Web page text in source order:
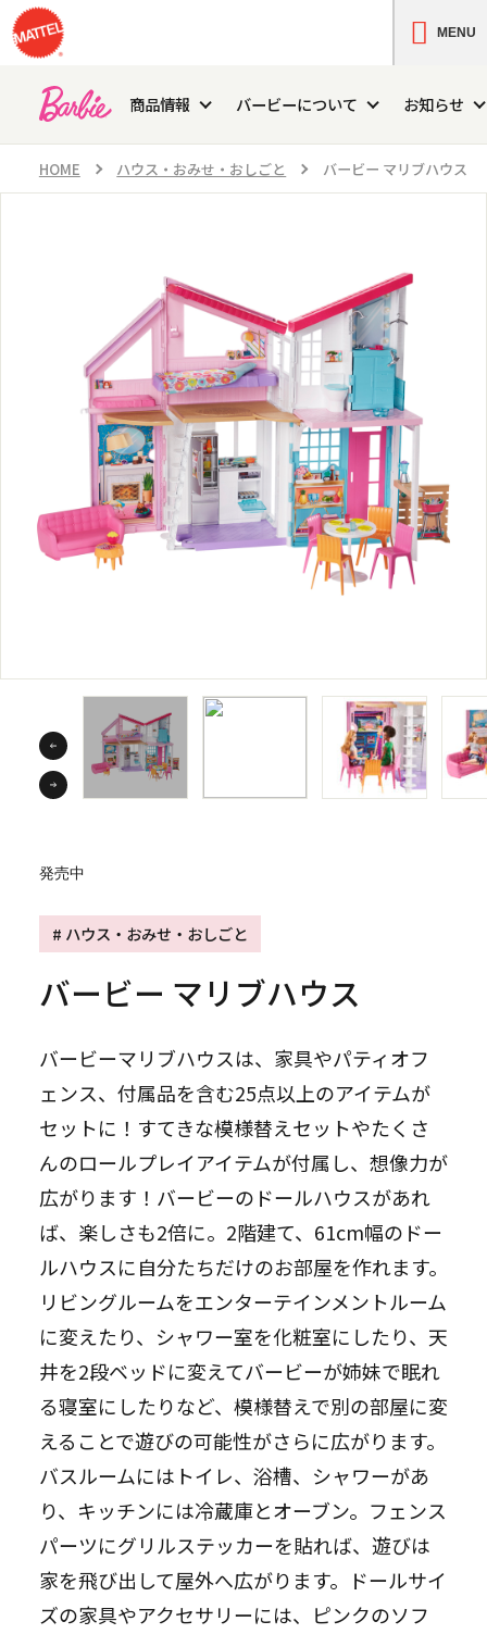
MENU
商品情報 バービーについて お知らせ
HOME ハウス・おみせ・おしごと バービー マリブハウス
発売中
# ハウス・おみせ・おしごと
バービー マリブハウス
バービーマリブハウスは、家具やパティオフ
ェンス、付属品を含む25点以上のアイテムが
セットに！すてきな模様替えセットやたくさ
んのロールプレイアイテムが付属し、想像力が
広がります！バービーのドールハウスがあれ
ば、楽しさも2倍に。2階建て、61cm幅のドー
ルハウスに自分たちだけのお部屋を作れます。
リビングルームをエンターテインメントルーム
に変えたり、シャワー室を化粧室にしたり、天
井を2段ベッドに変えてバービーが姉妹で眠れ
る寝室にしたりなど、模様替えで別の部屋に変
えることで遊びの可能性がさらに広がります。
バスルームにはトイレ、浴槽、シャワーがあ
り、キッチンには冷蔵庫とオーブン。フェンス
パーツにグリルステッカーを貼れば、遊びは
家を飛び出して屋外へ広がります。ドールサイ
ズの家具やアクセサリーには、ピンクのソフ